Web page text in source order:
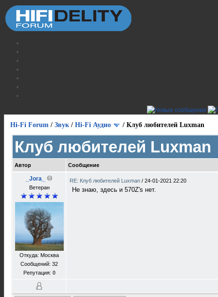
Hi-Fi Forum / Звук / Hi-Fi Аудио / Клуб любителей Luxman
Клуб любителей Luxman
Автор Сообщение
_Jora_
Ветеран
Откуда: Москва
Сообщений: 32
Репутация: 0
RE: Клуб любителей Luxman / 24-01-2021 22:20
Не знаю, здесь и 570Z's нет.